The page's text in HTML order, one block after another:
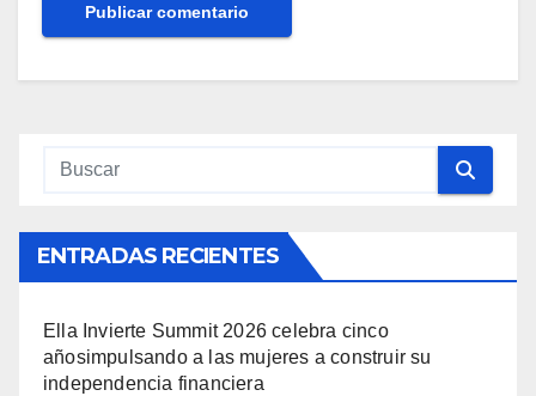
ENTRADAS RECIENTES
Ella Invierte Summit 2026 celebra cinco
añosimpulsando a las mujeres a construir su
independencia financiera